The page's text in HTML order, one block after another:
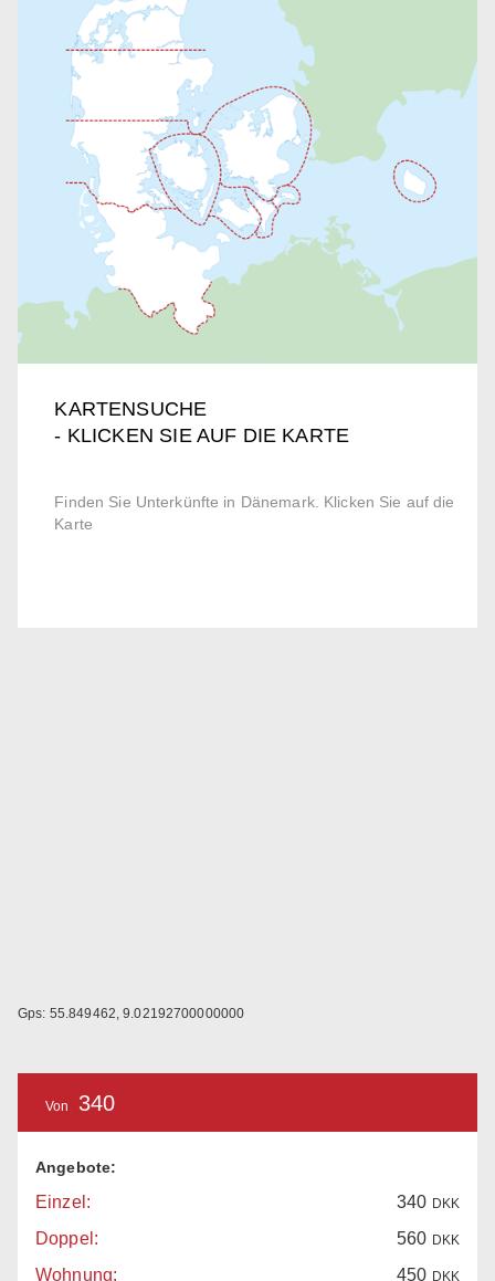
KARTENSUCHE
- KLICKEN SIE AUF DIE KARTE
Finden Sie Unterkünfte in Dänemark. Klicken Sie auf die
Karte
Gps: 55.849462, 9.02192700000000
Von 340
Angebote:
Einzel: 340 DKK
Doppel: 560 DKK
Wohnung: 450 DKK